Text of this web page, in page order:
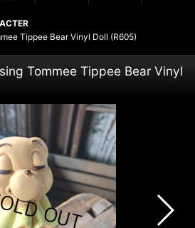
Tippee Bear Vinyl Doll (R605)
Tommee Tippee Bear Vinyl